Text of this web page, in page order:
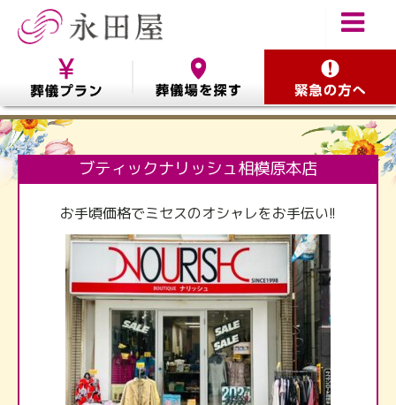
ブティックナリッシュ相模原本店
お手頃価格でミセスのオシャレをお手伝い!!